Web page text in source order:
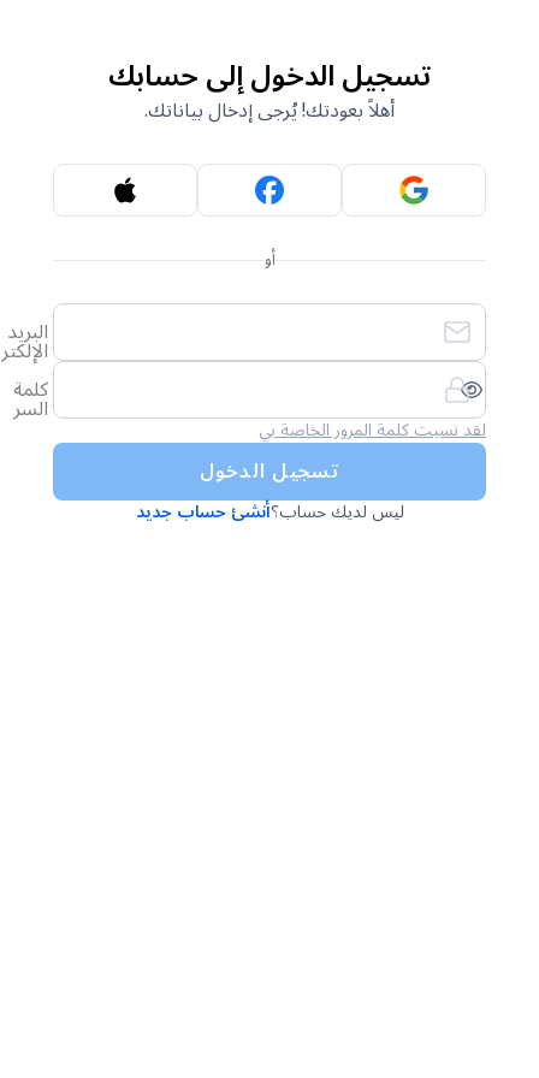
تسجيل الدخول إلى حسابك
أهلاً بعودتك! يُرجى إدخال بياناتك.
أو
البريد
الإلكتروني
كلمةالسر
لقد نسيت كلمة المرور الخاصة بي
تسجيل الدخول
ليس لديك حساب؟أنشئ حساب جديد